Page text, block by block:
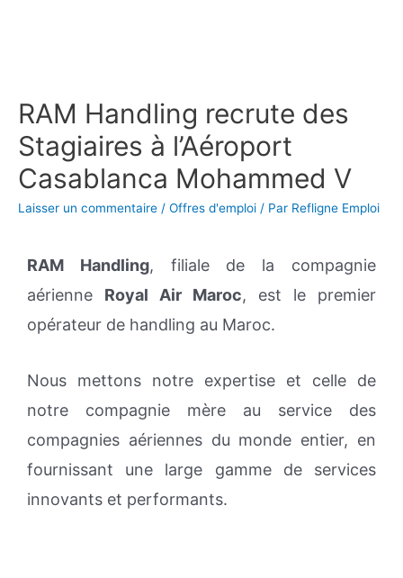
RAM Handling recrute des
Stagiaires à l’Aéroport
Casablanca Mohammed V
Laisser un commentaire / Offres d'emploi / Par Refligne Emploi
RAM Handling, filiale de la compagnie
aérienne Royal Air Maroc, est le premier
opérateur de handling au Maroc.
Nous mettons notre expertise et celle de
notre compagnie mère au service des
compagnies aériennes du monde entier, en
fournissant une large gamme de services
innovants et performants.